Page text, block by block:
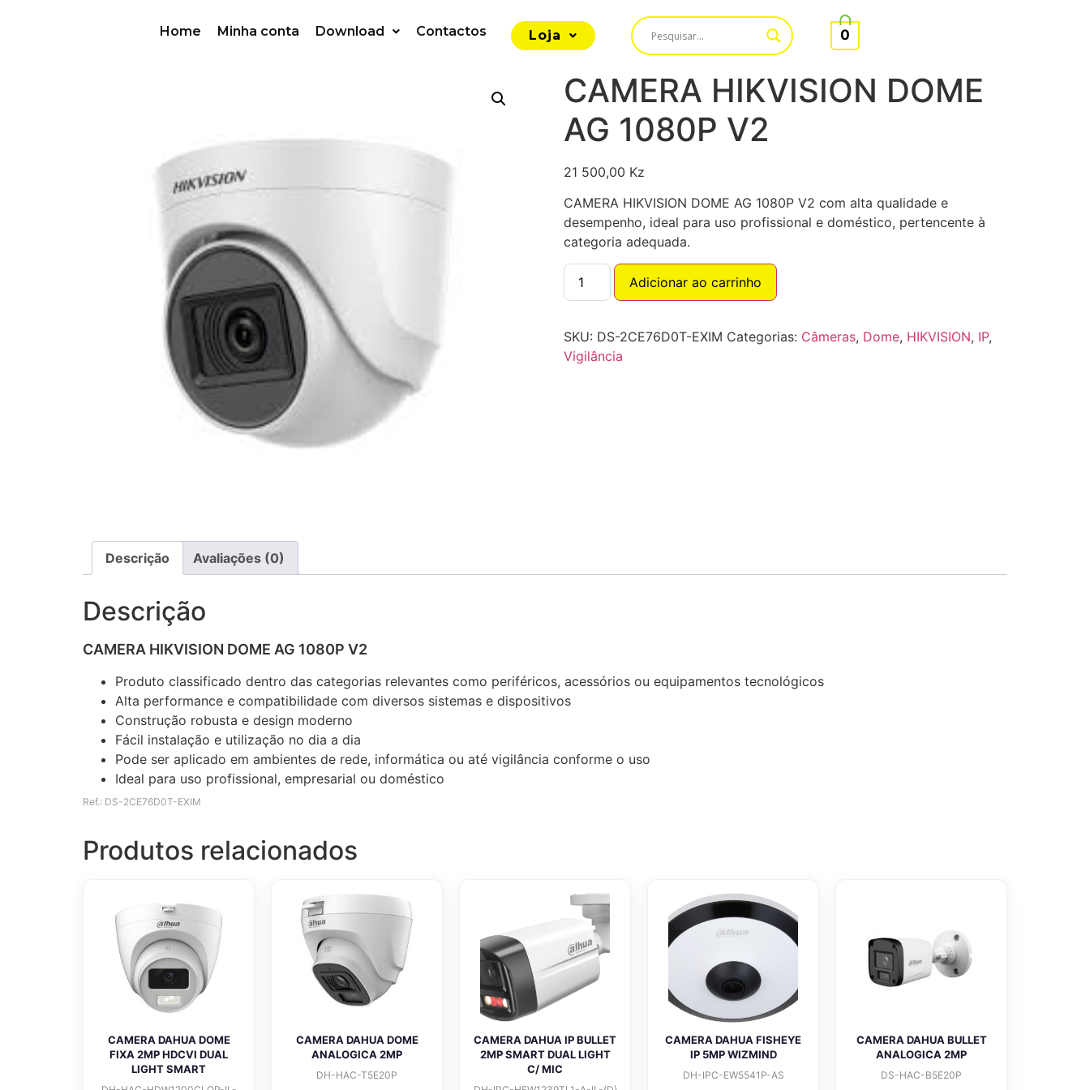
Home Minha conta Download Contactos Loja 0
CAMERA HIKVISION DOME
AG 1080P V2
21 500,00 Kz
CAMERA HIKVISION DOME AG 1080P V2 com alta qualidade e
desempenho, ideal para uso profissional e doméstico, pertencente à
categoria adequada.
Adicionar ao carrinho
SKU: DS-2CE76D0T-EXIM Categorias: Câmeras, Dome, HIKVISION, IP,
Vigilância
Descrição Avaliações (0)
Descrição
CAMERA HIKVISION DOME AG 1080P V2
Produto classificado dentro das categorias relevantes como periféricos, acessórios ou equipamentos tecnológicos
Alta performance e compatibilidade com diversos sistemas e dispositivos
Construção robusta e design moderno
Fácil instalação e utilização no dia a dia
Pode ser aplicado em ambientes de rede, informática ou até vigilância conforme o uso
Ideal para uso profissional, empresarial ou doméstico
Ref.: DS-2CE76D0T-EXIM
Produtos relacionados
CAMERA DAHUA DOME
FIXA 2MP HDCVI DUAL
LIGHT SMART
CAMERA DAHUA DOME
ANALOGICA 2MP
DH-HAC-T5E20P
CAMERA DAHUA IP BULLET
2MP SMART DUAL LIGHT
C/ MIC
CAMERA DAHUA FISHEYE
IP 5MP WIZMIND
DH-IPC-EW5541P-AS
CAMERA DAHUA BULLET
ANALOGICA 2MP
DS-HAC-B5E20P